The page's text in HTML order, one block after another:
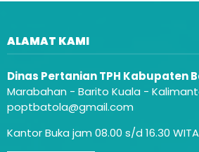
ALAMAT KAMI
Dinas Pertanian TPH Kabupaten
Marabahan - Barito Kuala -
poptbatola@gmail.com
Kantor Buka jam 08.00 s/d 16.30